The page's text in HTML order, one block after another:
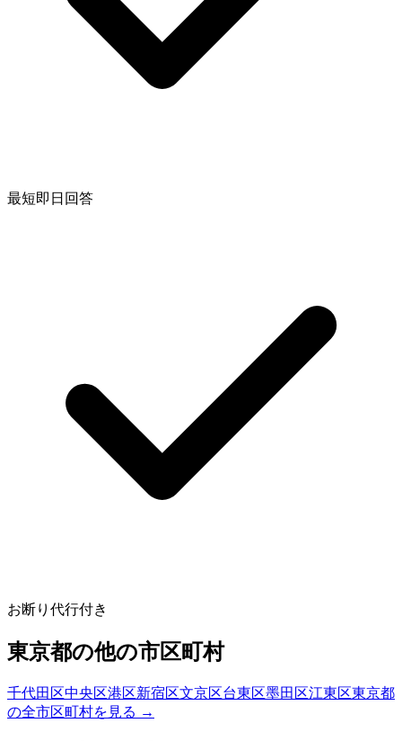
最短即日回答
お断り代行付き
東京都の他の市区町村
千代田区中央区港区新宿区文京区台東区墨田区江東区東京都
の全市区町村を見る →